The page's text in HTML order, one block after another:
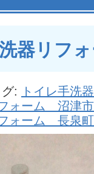
器リフ
:
トイレ手洗器
ォーム 沼津市
ォーム 長泉町